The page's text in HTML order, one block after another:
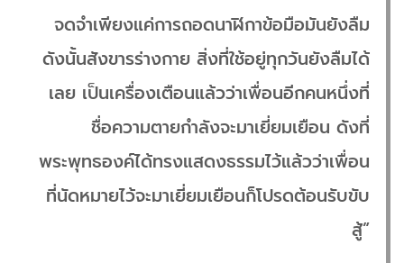
จดจำเพียงแค่การถอดนาฬิกาข้อมือมันยังลืม
ดังนั้นสังขารร่างกาย สิ่งที่ใช้อยู่ทุกวันยังลืมได้
เลย เป็นเครื่องเตือนแล้วว่าเพื่อนอีกคนหนึ่งที่
ชื่อความตายกำลังจะมาเยี่ยมเยือน ดังที่
พระพุทธองค์ได้ทรงแสดงธรรมไว้แล้วว่าเพื่อน
ที่นัดหมายไว้จะมาเยี่ยมเยือนก็โปรดต้อนรับขับ
สู้”